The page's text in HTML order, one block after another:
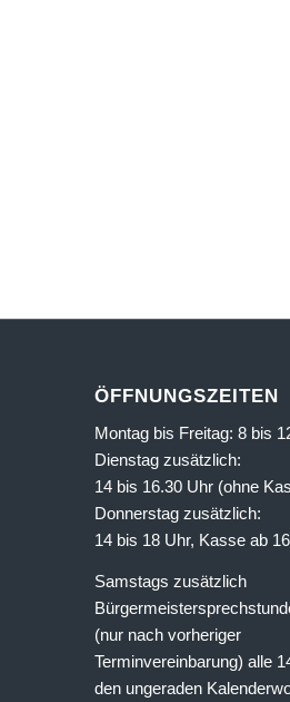
ÖFFNUNGSZEITEN
Montag bis Freitag: 8 bis
Dienstag zusätzlich:
14 bis 16.30 Uhr (ohne
Donnerstag zusätzlich:
14 bis 18 Uhr, Kasse ab
Samstags zusätzlich
(nur nach vorheriger
Terminvereinbarung) alle
den ungeraden